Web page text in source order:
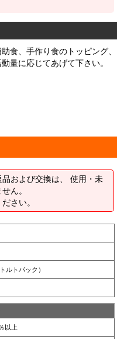
食、手作り食のトッピング、
量に応じてあげて下さい。
品および交換は、 使用・未
ん。
さい。
ルトパック）
以上